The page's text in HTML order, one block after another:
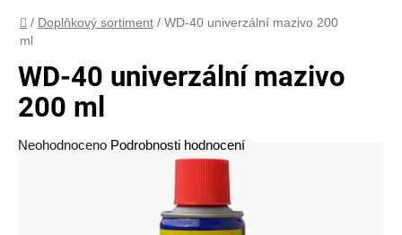
Domů
/ Doplňkový sortiment / WD-40 univerzální mazivo 200
ml
WD-40 univerzální mazivo
200 ml
Průměrné
Neohodnoceno Podrobnosti hodnocení